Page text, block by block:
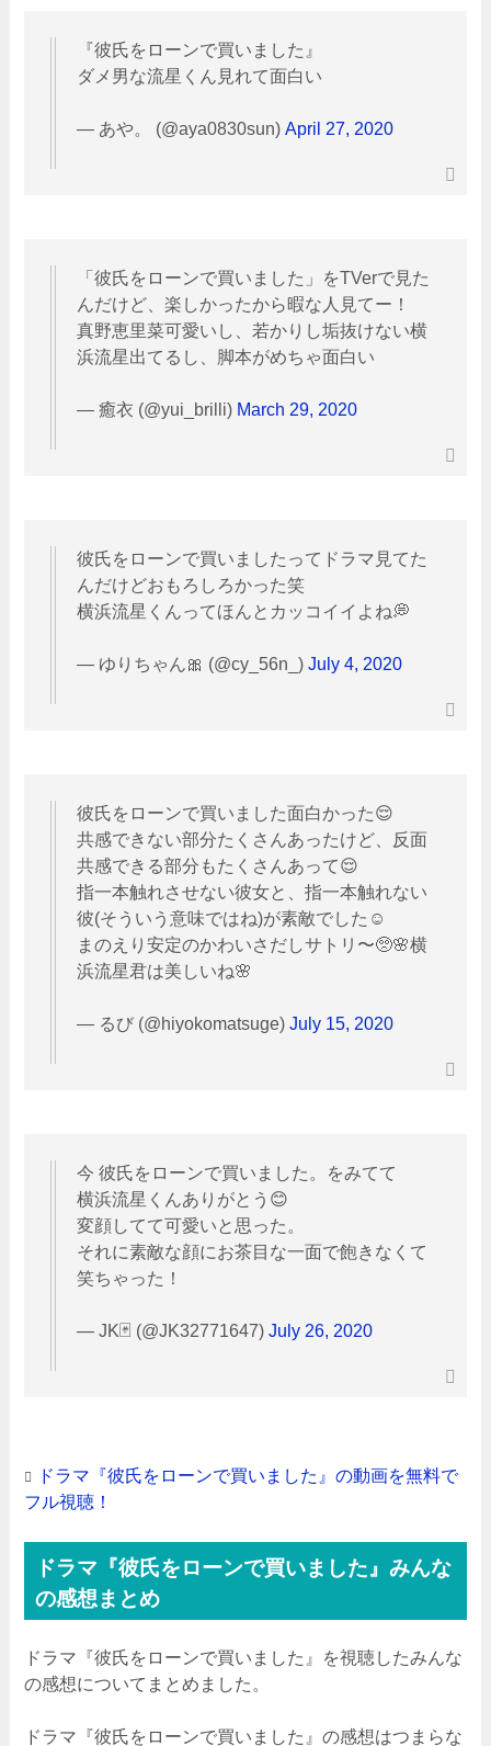
『彼氏をローンで買いました』
ダメ男な流星くん見れて面白い
— あや。 (@aya0830sun)April 27, 2020
「彼氏をローンで買いました」をTVerで見た
んだけど、楽しかったから暇な人見てー！
真野恵里菜可愛いし、若かりし垢抜けない横
浜流星出てるし、脚本がめちゃ面白い
— 癒衣 (@yui_brilli) March 29, 2020
彼氏をローンで買いましたってドラマ見てた
んだけどおもろしろかった笑
横浜流星くんってほんとカッコイイよね💭
— ゆりちゃん🎀 (@cy_56n_)July 4, 2020
彼氏をローンで買いました面白かった😌
共感できない部分たくさんあったけど、反面
共感できる部分もたくさんあって😌
指一本触れさせない彼女と、指一本触れない
彼(そういう意味ではね)が素敵でした☺️
まのえり安定のかわいさだしサトリ〜🥺🌸横
浜流星君は美しいね🌸
— るび (@hiyokomatsuge)July 15, 2020
今 彼氏をローンで買いました。をみてて
横浜流星くんありがとう😊
変顔してて可愛いと思った。
それに素敵な顔にお茶目な一面で飽きなくて
笑ちゃった！
— JK🃏 (@JK32771647)July 26, 2020
ドラマ『彼氏をローンで買いました』の動画を無料で
フル視聴！
ドラマ『彼氏をローンで買いました』みんな
の感想まとめ
ドラマ『彼氏をローンで買いました』を視聴したみんな
の感想についてまとめました。
ドラマ『彼氏をローンで買いました』の感想はつまらな